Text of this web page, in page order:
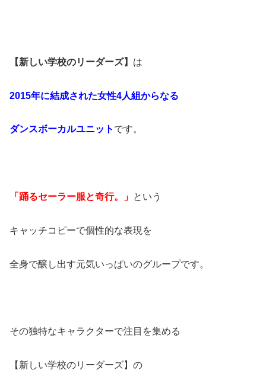
【新しい学校のリーダーズ】 は
2015年に結成された女性4人組からなる
ダンスボーカルユニット です。
「踊るセーラー服と奇行。」 という
キャッチコピーで個性的な表現を
全身で醸し出す元気いっぱいのグループです。
その独特なキャラクターで注目を集める
【新しい学校のリーダーズ】の